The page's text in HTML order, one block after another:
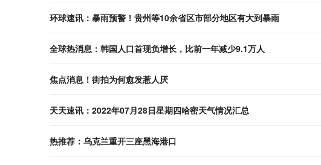
环球速讯：暴雨预警！贵州等10余省区市部分地区有大到暴雨
全球热消息：韩国人口首现负增长，比前一年减少9.1万人
焦点消息！街拍为何愈发惹人厌
天天速讯：2022年07月28日星期四哈密天气情况汇总
热推荐：乌克兰重开三座黑海港口